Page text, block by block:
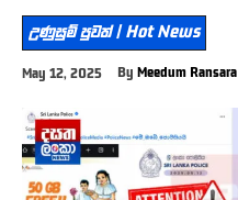
උණුසුම් පුවත් | Hot News
May 12, 2025 By Meedum Ransara